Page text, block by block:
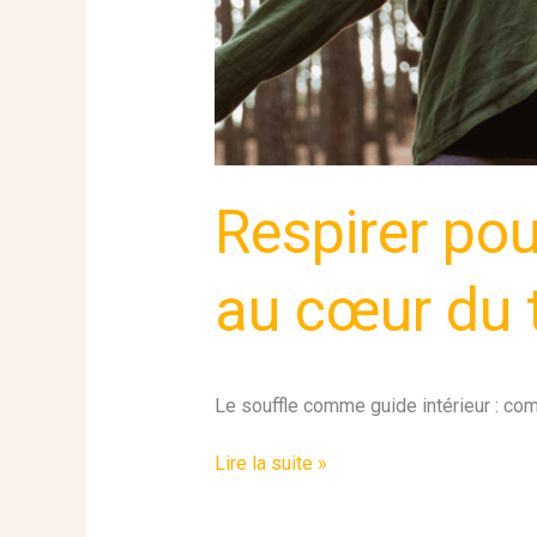
Respirer
au cœur du
Le souffle comme guide intérieur :
Lire la suite »